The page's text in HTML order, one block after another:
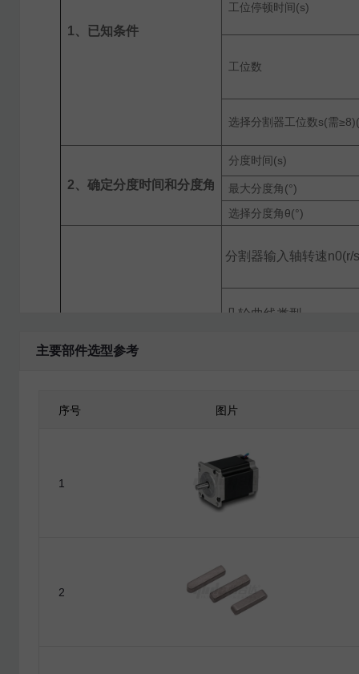
1、已知条件
工位停顿时间(s)
工位数
选择分割器工位数s(需
2、确定分度时间和分度角
分度时间(s)
最大分度角(°)
选择分度角θ(°)
分割器输入轴转速n0(r/
凸轮曲线类型
输出轴最大角加速度
Tj=Jα(N.m)
负载转矩Te=KTj(N.m)
主要部件选型参考
序号 图片
1
2